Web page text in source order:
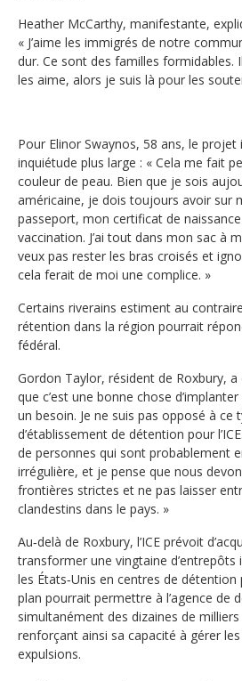
Heather McCarthy, manifestante,
« J’aime les immigrés de notre
dur. Ce sont des familles formidables.
les aime, alors je suis là pour les
Pour Elinor Swaynos, 58 ans, le projet
inquiétude plus large : « Cela me fait
couleur de peau. Bien que je sois
américaine, je dois toujours avoir sur
passeport, mon certificat de
vaccination. J’ai tout dans mon sac à
veux pas rester les bras croisés et
cela ferait de moi une complice. »
Certains riverains estiment au
rétention dans la région pourrait
fédéral.
Gordon Taylor, résident de Roxbury, a
que c’est une bonne chose d’implanter
un besoin. Je ne suis pas opposé à ce
d’établissement de détention pour
de personnes qui sont probablement
irrégulière, et je pense que nous
frontières strictes et ne pas laisser
clandestins dans le pays. »
Au‑delà de Roxbury, l’ICE prévoit
transformer une vingtaine d’entrepôts
les États‑Unis en centres de détention
plan pourrait permettre à l’agence de
simultanément des dizaines de
renforçant ainsi sa capacité à gérer
expulsions.